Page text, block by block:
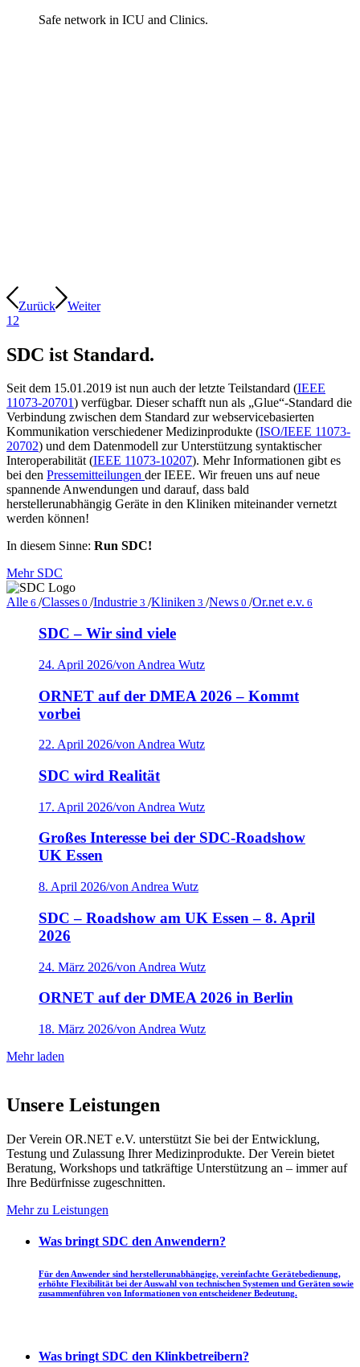
Safe network in ICU and Clinics.
Zurück
Weiter
1 2
SDC ist Standard.
Seit dem 15.01.2019 ist nun auch der letzte Teilstandard (IEEE
11073-20701) verfügbar. Dieser schafft nun als „Glue“-Standard die
Verbindung zwischen dem Standard zur webservicebasierten
Kommunikation verschiedener Medizinprodukte (ISO/IEEE 11073-
20702) und dem Datenmodell zur Unterstützung syntaktischer
Interoperabilität (IEEE 11073-10207). Mehr Informationen gibt es
bei den Pressemitteilungen der IEEE. Wir freuen uns auf neue
spannende Anwendungen und darauf, dass bald
herstellerunabhängig Geräte in den Kliniken miteinander vernetzt
werden können!
In diesem Sinne: Run SDC!
Mehr SDC
Alle 6 /Classes 0 /Industrie 3 /Kliniken 3 /News 0 /Or.net e.v. 6
SDC – Wir sind viele
24. April 2026/von Andrea Wutz
ORNET auf der DMEA 2026 – Kommt
vorbei
22. April 2026/von Andrea Wutz
SDC wird Realität
17. April 2026/von Andrea Wutz
Großes Interesse bei der SDC-Roadshow
UK Essen
8. April 2026/von Andrea Wutz
SDC – Roadshow am UK Essen – 8. April
2026
24. März 2026/von Andrea Wutz
ORNET auf der DMEA 2026 in Berlin
18. März 2026/von Andrea Wutz
Mehr laden
Unsere Leistungen
Der Verein OR.NET e.V. unterstützt Sie bei der Entwicklung,
Testung und Zulassung Ihrer Medizinprodukte. Der Verein bietet
Beratung, Workshops und tatkräftige Unterstützung an – immer auf
Ihre Bedürfnisse zugeschnitten.
Mehr zu Leistungen
Was bringt SDC den Anwendern?
Für den Anwender sind herstellerunabhängige, vereinfachte Gerätebedienung,
erhöhte Flexibilität bei der Auswahl von technischen Systemen und Geräten sowie
zusammenführen von Informationen von entscheidener Bedeutung.
Was bringt SDC den Klinkbetreibern?